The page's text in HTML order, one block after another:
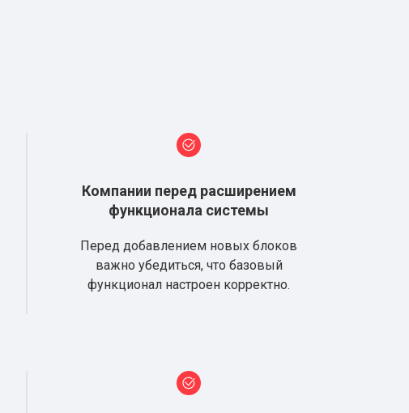
Компании перед расширением
функционала системы
Перед добавлением новых блоков
важно убедиться, что базовый
функционал настроен корректно.